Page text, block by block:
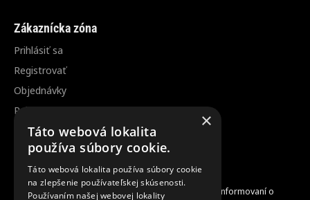
Zákaznícka zóna
Prihlásiť sa
Registrovať
Objednávky
Reklamácia / vrátenie tovaru
Zrušenie objednávky
Odber noviniek
Zaregistrujte sa do nášho odberu noviniek a buďte informovaní o
×
Táto webová lokalita
používa súbory cookie.
Táto webová lokalita používa súbory cookie
na zlepšenie používateľskej skúsenosti.
Používaním našej webovej lokality